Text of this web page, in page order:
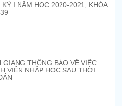
I NĂM HỌC 2020-2021, KHÓA:
THÔNG BÁO VỀ VIỆC
VIÊN NHẬP HỌC SAU THỜI